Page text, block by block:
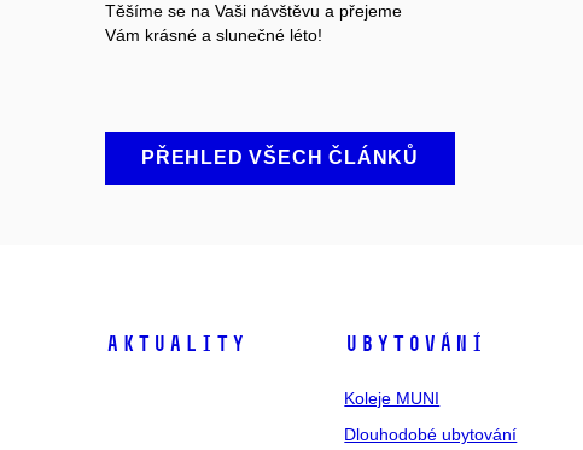
Těšíme se na Vaši návštěvu a přejeme
Vám krásné a slunečné léto!
PŘEHLED VŠECH ČLÁNKŮ
Aktuality Ubytování
Koleje MUNI
Dlouhodobé ubytování